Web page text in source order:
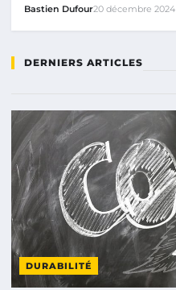
Bastien Dufour20 décembre 2024
DERNIERS ARTICLES
DURABILITÉ